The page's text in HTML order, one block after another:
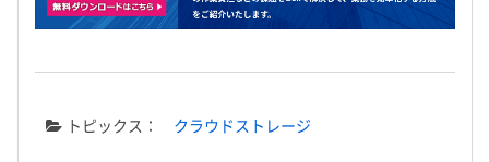
トピックス： クラウドストレージ